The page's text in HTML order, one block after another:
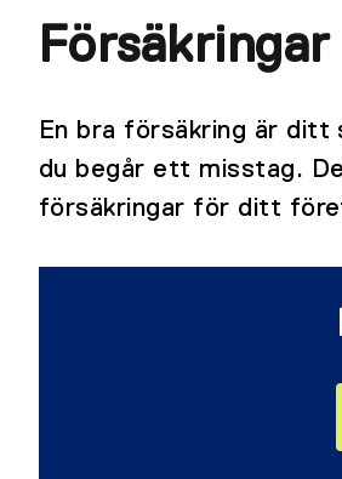
Försäkringar
En bra försäkring är ditt
du begår ett misstag.
försäkringar för ditt